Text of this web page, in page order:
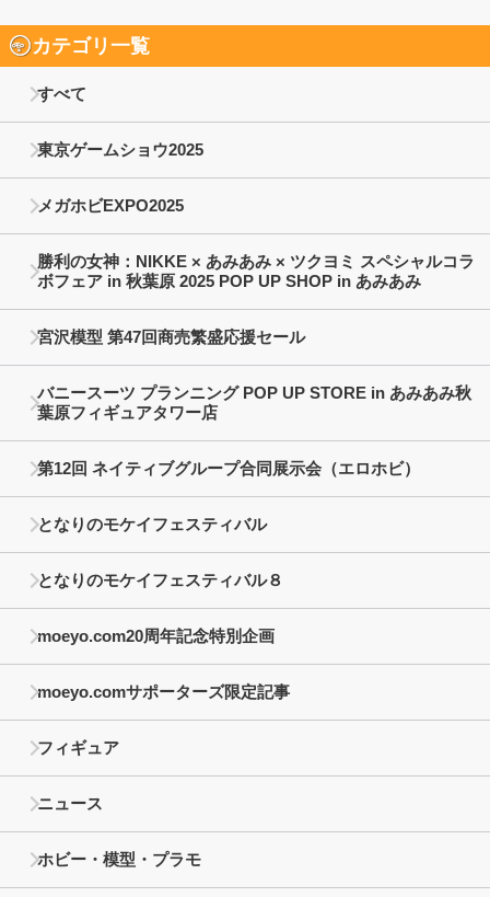
カテゴリ一覧
すべて
東京ゲームショウ2025
メガホビEXPO2025
勝利の女神：NIKKE × あみあみ × ツクヨミ スペシャルコラ
ボフェア in 秋葉原 2025 POP UP SHOP in あみあみ
宮沢模型 第47回商売繁盛応援セール
バニースーツ プランニング POP UP STORE in あみあみ秋
葉原フィギュアタワー店
第12回 ネイティブグループ合同展示会（エロホビ）
となりのモケイフェスティバル
となりのモケイフェスティバル８
moeyo.com20周年記念特別企画
moeyo.comサポーターズ限定記事
フィギュア
ニュース
ホビー・模型・プラモ